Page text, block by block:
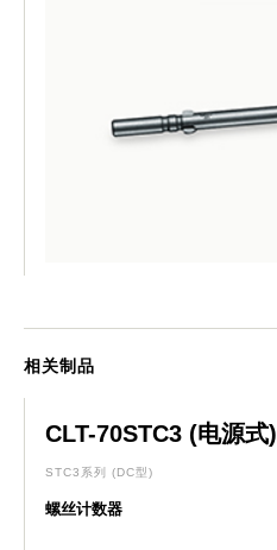
相关制品
CLT-70STC3 (电源式)
STC3系列 (DC型)
螺丝计数器